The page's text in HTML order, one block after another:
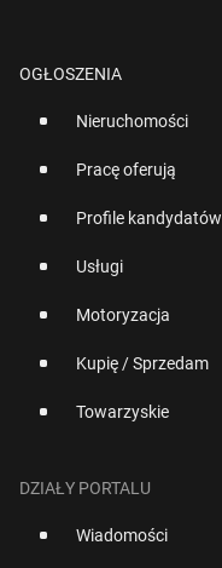
OGŁOSZENIA
Nieruchomości
Pracę oferują
Profile kandydatów
Usługi
Motoryzacja
Kupię / Sprzedam
Towarzyskie
DZIAŁY PORTALU
Wiadomości